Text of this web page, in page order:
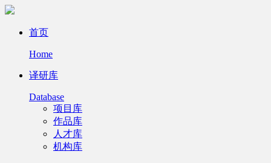
首页
Home
译研库
Database
项目库
作品库
人才库
机构库